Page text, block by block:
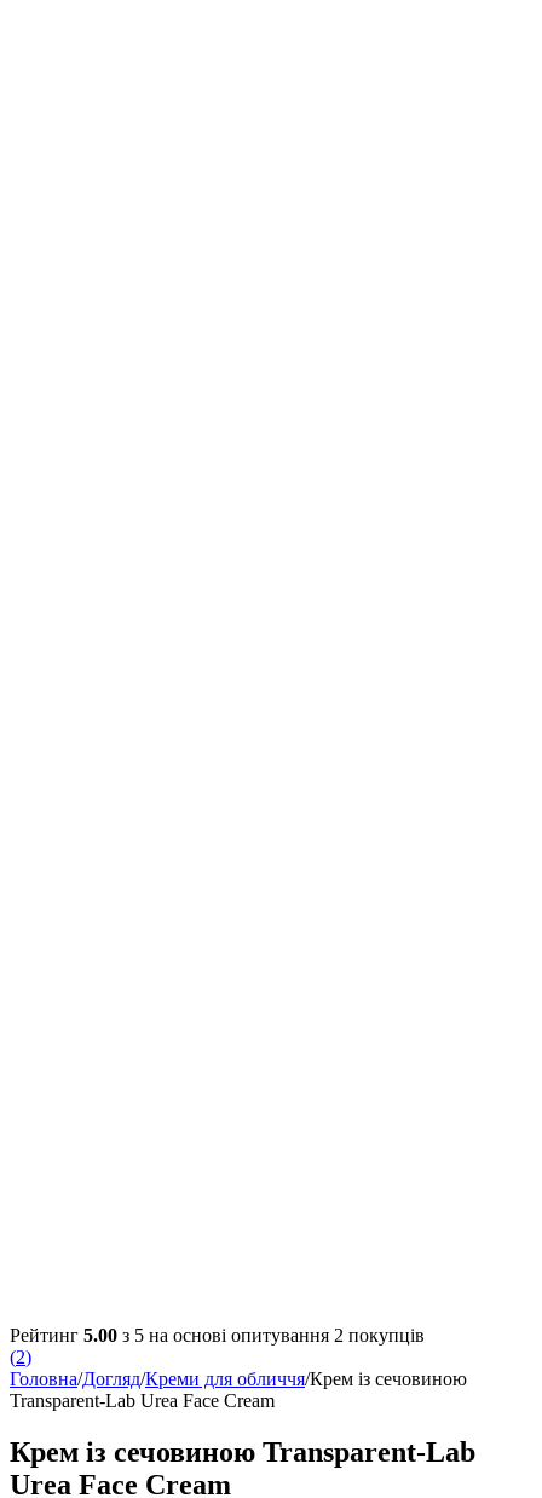
Рейтинг 5.00 з 5 на основі опитування 2 покупців
(2)
Головна/Догляд/Креми для обличчя/Крем із сечовиною
Transparent-Lab Urea Face Cream
Крем із сечовиною Transparent-Lab
Urea Face Cream